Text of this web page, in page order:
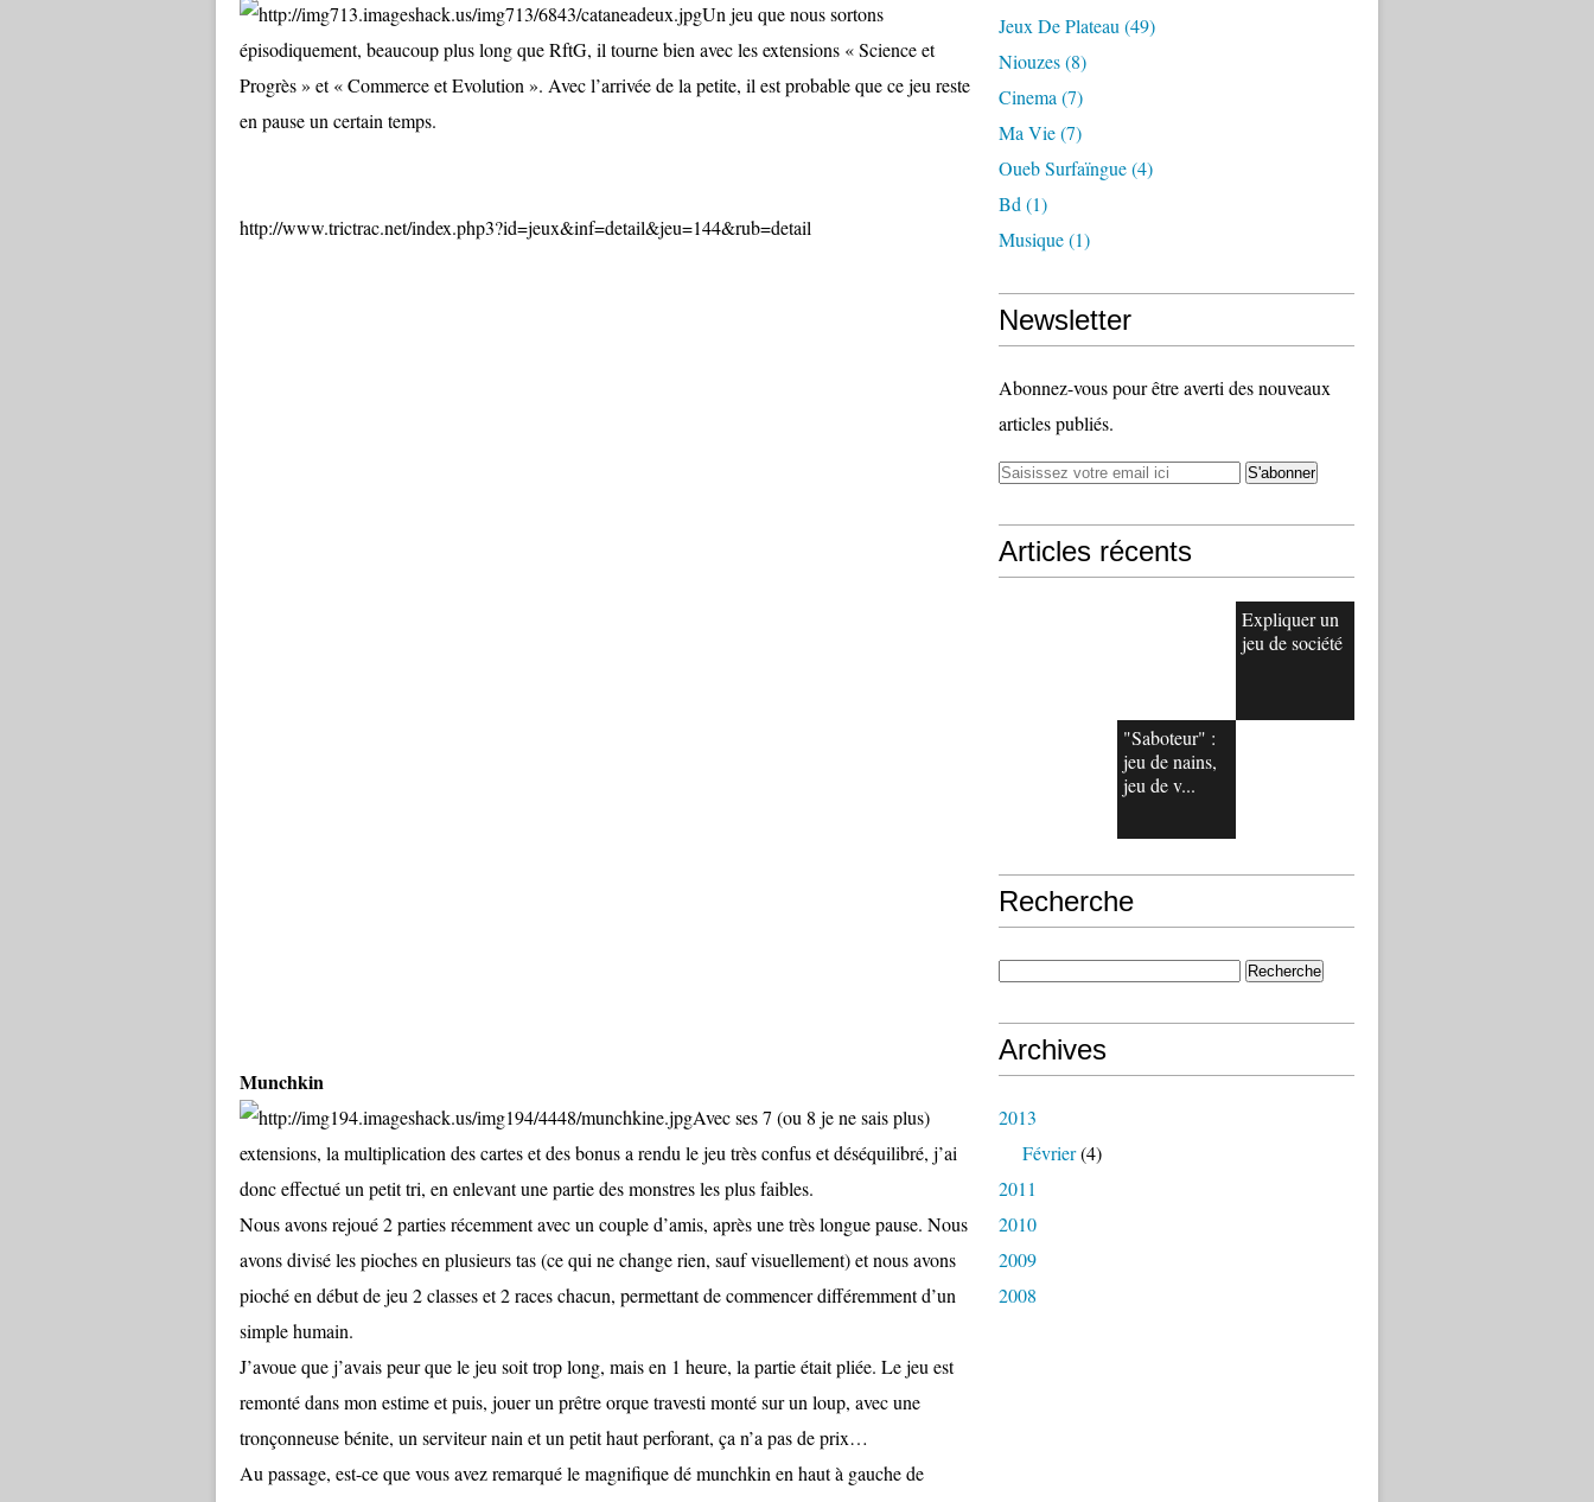
Un jeu que nous sortons
épisodiquement, beaucoup plus long que RftG, il tourne bien avec les extensions « Science et
Progrès » et « Commerce et Evolution ». Avec l’arrivée de la petite, il est probable que ce jeu reste
en pause un certain temps.
http://www.trictrac.net/index.php3?id=jeux&inf=detail&jeu=144&rub=detail
Munchkin
Avec ses 7 (ou 8 je ne sais plus)
extensions, la multiplication des cartes et des bonus a rendu le jeu très confus et déséquilibré, j’ai
donc effectué un petit tri, en enlevant une partie des monstres les plus faibles.
Nous avons rejoué 2 parties récemment avec un couple d’amis, après une très longue pause. Nous
avons divisé les pioches en plusieurs tas (ce qui ne change rien, sauf visuellement) et nous avons
pioché en début de jeu 2 classes et 2 races chacun, permettant de commencer différemment d’un
simple humain.
J’avoue que j’avais peur que le jeu soit trop long, mais en 1 heure, la partie était pliée. Le jeu est
remonté dans mon estime et puis, jouer un prêtre orque travesti monté sur un loup, avec une
tronçonneuse bénite, un serviteur nain et un petit haut perforant, ça n’a pas de prix…
Au passage, est-ce que vous avez remarqué le magnifique dé munchkin en haut à gauche de
Jeux De Plateau (49)
Niouzes(8)
Cinema (7)
Ma Vie(7)
Oueb Surfaïngue(4)
Bd (1)
Musique(1)
Newsletter
Abonnez-vous pour être averti des nouveaux
articles publiés.
Articles récents
Expliquer un
jeu de société
"Saboteur" :
jeu de nains,
jeu de v...
Recherche
Archives
2013
Février(4)
2011
2010
2009
2008